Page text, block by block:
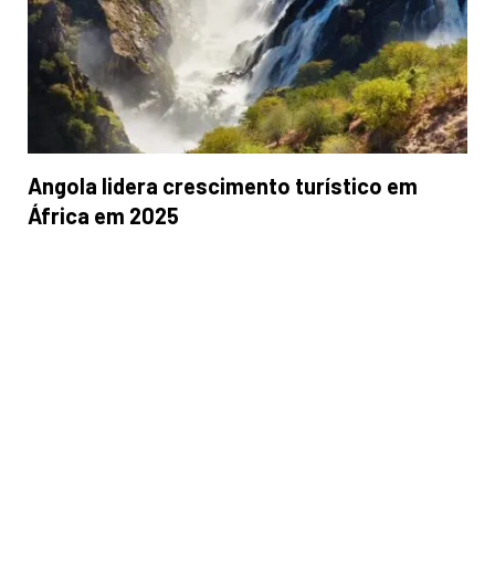
Angola lidera crescimento turístico em
África em 2025